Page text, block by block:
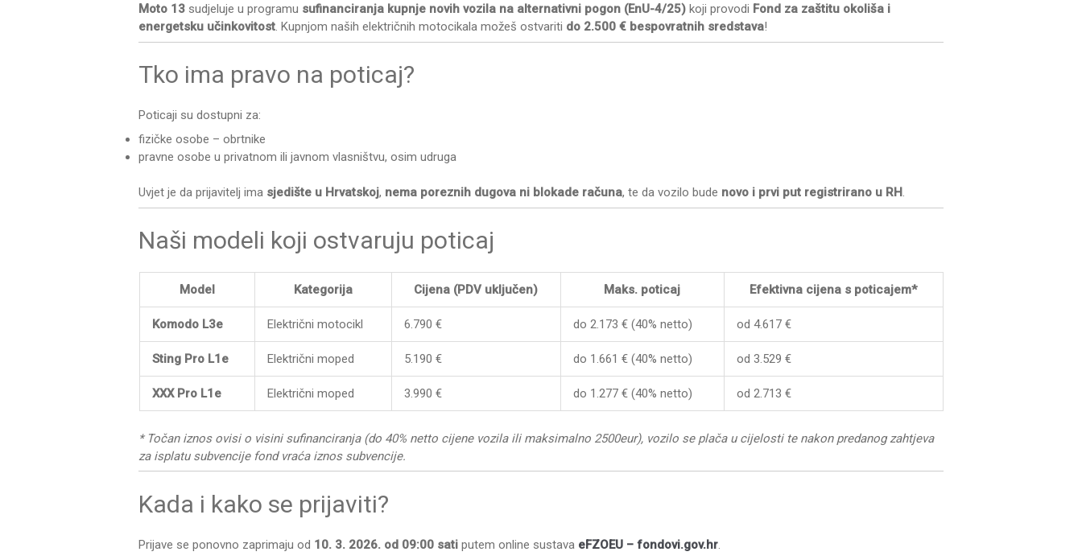
Moto 13 sudjeluje u programu sufinanciranja kupnje novih vozila na alternativni pogon (EnU-4/25) koji provodi Fond za zaštitu okoliša i
energetsku učinkovitost. Kupnjom naših električnih motocikala možeš ostvariti do 2.500 € bespovratnih sredstava!
Tko ima pravo na poticaj?
Poticaji su dostupni za:
fizičke osobe – obrtnike
pravne osobe u privatnom ili javnom vlasništvu, osim udruga
Uvjet je da prijavitelj ima sjedište u Hrvatskoj, nema poreznih dugova ni blokade računa, te da vozilo bude novo i prvi put registrirano u RH.
Naši modeli koji ostvaruju poticaj
Model Kategorija Cijena (PDV uključen) Maks. poticaj Efektivna cijena s poticajem*
Komodo L3e Električni motocikl 6.790 € do 2.173 € (40% netto) od 4.617 €
Sting Pro L1e Električni moped 5.190 € do 1.661 € (40% netto) od 3.529 €
XXX Pro L1e Električni moped 3.990 € do 1.277 € (40% netto) od 2.713 €
* Točan iznos ovisi o visini sufinanciranja (do 40% netto cijene vozila ili maksimalno 2500eur), vozilo se plača u cijelosti te nakon predanog zahtjeva
za isplatu subvencije fond vraća iznos subvencije.
Kada i kako se prijaviti?
Prijave se ponovno zaprimaju od 10. 3. 2026. od 09:00 sati putem online sustava eFZOEU – fondovi.gov.hr